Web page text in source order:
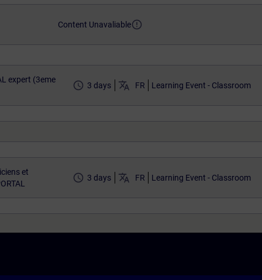
Content Unavaliableerror_outline
expert (3eme
access_time 3 days translate FR Learning Event - Classroom
et
access_time 3 days translate FR Learning Event - Classroom